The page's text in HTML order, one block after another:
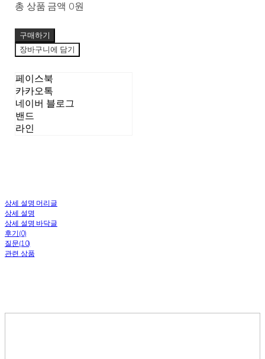
총 상품 금액 0원
구매하기
장바구니에 담기
페이스북
카카오톡
네이버 블로그
밴드
라인
상세 설명 머리글
상세 설명
상세 설명 바닥글
후기(0)
질문(10)
관련 상품